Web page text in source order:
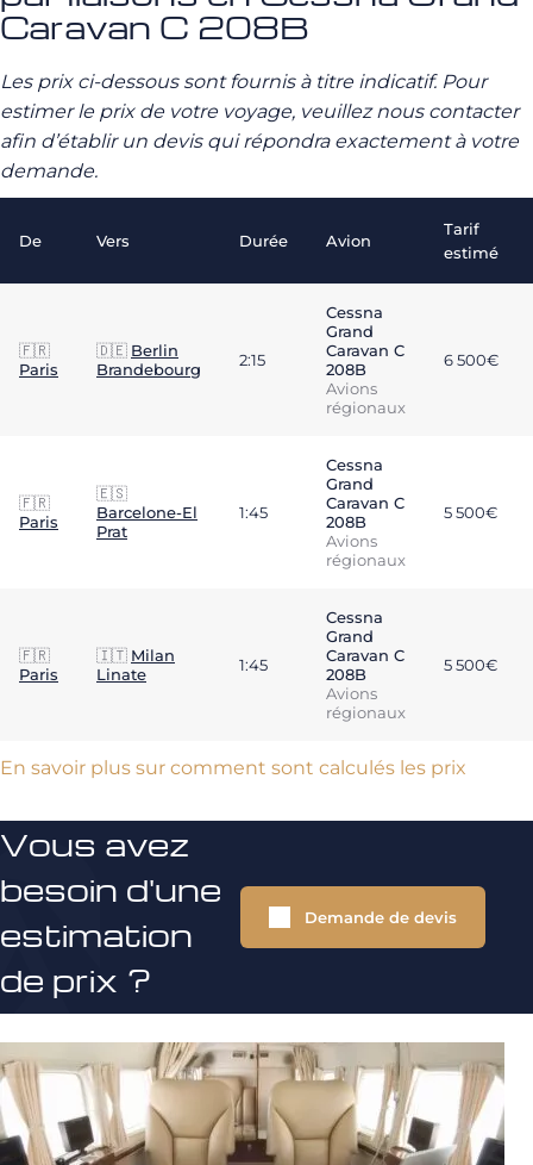
Caravan C 208B
Les prix ci-dessous sont fournis à titre indicatif. Pour
estimer le prix de votre voyage, veuillez nous contacter
afin d’établir un devis qui répondra exactement à votre
demande.
De Vers Durée Avion
Tarif
estimé
🇫🇷
Paris
🇩🇪 Berlin
Brandebourg
2:15
Cessna
Grand
Caravan C
208B
Avions
régionaux
6 500€
🇫🇷
Paris
🇪🇸
Barcelone-El
Prat
1:45
Cessna
Grand
Caravan C
208B
Avions
régionaux
5 500€
🇫🇷
Paris
🇮🇹 Milan
Linate
1:45
Cessna
Grand
Caravan C
208B
Avions
régionaux
5 500€
En savoir plus sur comment sont calculés les prix
Vous avez
besoin d'une
estimation
de prix ?
Demande de devis